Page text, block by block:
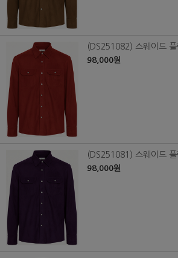
(DS251082) 스웨이드
98,000원
(DS251081) 스웨이드
98,000원